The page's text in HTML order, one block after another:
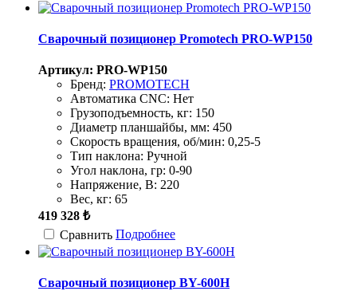
Сварочный позиционер Promotech PRO-WP150
Артикул: PRO-WP150
Бренд: PROMOTECH
Автоматика CNC: Нет
Грузоподъемность, кг: 150
Диаметр планшайбы, мм: 450
Скорость вращения, об/мин: 0,25-5
Тип наклона: Ручной
Угол наклона, гр: 0-90
Напряжение, В: 220
Вес, кг: 65
419 328 ₺
Сравнить Подробнее
Сварочный позиционер BY-600H